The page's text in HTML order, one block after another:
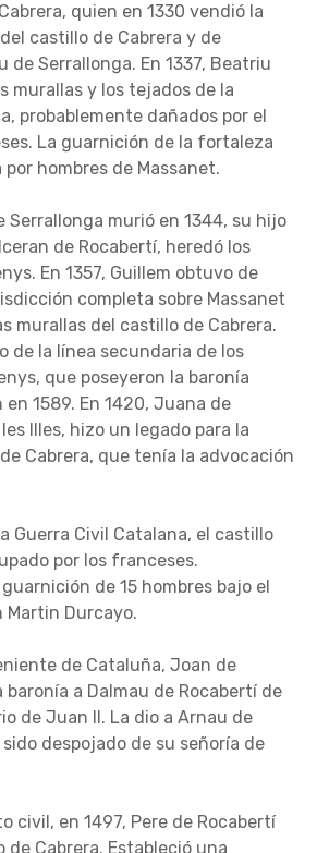
quien en 1330 vendió la
castillo de Cabrera y de
de Serrallonga. En 1337, Beatriu
murallas y los tejados de la
probablemente dañados por el
La guarnición de la fortaleza
hombres de Massanet.
Serrallonga murió en 1344, su hijo
de Rocabertí, heredó los
En 1357, Guillem obtuvo de
completa sobre Massanet
murallas del castillo de Cabrera.
de la línea secundaria de los
que poseyeron la baronía
1589. En 1420, Juana de
Illes, hizo un legado para la
Cabrera, que tenía la advocación
Guerra Civil Catalana, el castillo
por los franceses.
de 15 hombres bajo el
Martin Durcayo.
de Cataluña, Joan de
baronía a Dalmau de Rocabertí de
de Juan II. La dio a Arnau de
despojado de su señoría de
civil, en 1497, Pere de Rocabertí
de Cabrera. Estableció una